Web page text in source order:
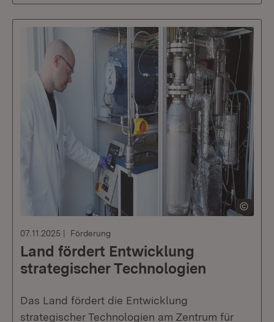
07.11.2025 Förderung
Land fördert Entwicklung
strategischer Technologien
Das Land fördert die Entwicklung
strategischer Technologien am Zentrum für